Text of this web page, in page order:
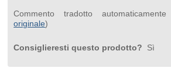
Commento tradotto
originale)
Consiglieresti questo prodotto? Sì